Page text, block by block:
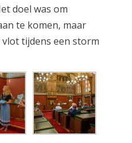
doel was om
te komen, maar
tijdens een storm